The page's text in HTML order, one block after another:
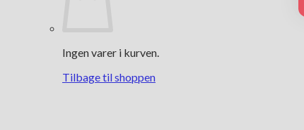
Ingen varer i kurven.
Tilbage til shoppen